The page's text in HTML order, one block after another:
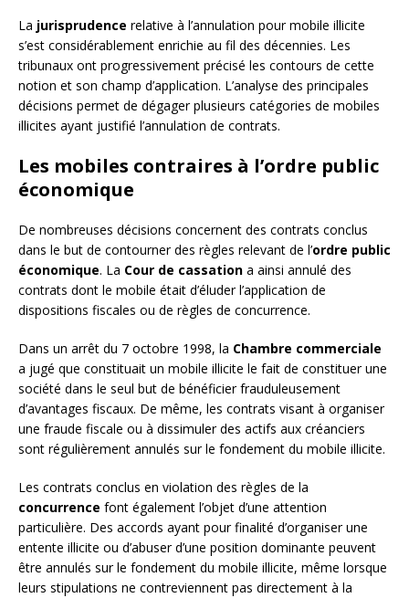
La jurisprudence relative à l’annulation pour mobile illicite
s’est considérablement enrichie au fil des décennies. Les
tribunaux ont progressivement précisé les contours de cette
notion et son champ d’application. L’analyse des principales
décisions permet de dégager plusieurs catégories de mobiles
illicites ayant justifié l’annulation de contrats.
Les mobiles contraires à l’ordre public
économique
De nombreuses décisions concernent des contrats conclus
dans le but de contourner des règles relevant de l’ordre public
économique. La Cour de cassation a ainsi annulé des
contrats dont le mobile était d’éluder l’application de
dispositions fiscales ou de règles de concurrence.
Dans un arrêt du 7 octobre 1998, la Chambre commerciale
a jugé que constituait un mobile illicite le fait de constituer une
société dans le seul but de bénéficier frauduleusement
d’avantages fiscaux. De même, les contrats visant à organiser
une fraude fiscale ou à dissimuler des actifs aux créanciers
sont régulièrement annulés sur le fondement du mobile illicite.
Les contrats conclus en violation des règles de la
concurrence font également l’objet d’une attention
particulière. Des accords ayant pour finalité d’organiser une
entente illicite ou d’abuser d’une position dominante peuvent
être annulés sur le fondement du mobile illicite, même lorsque
leurs stipulations ne contreviennent pas directement à la